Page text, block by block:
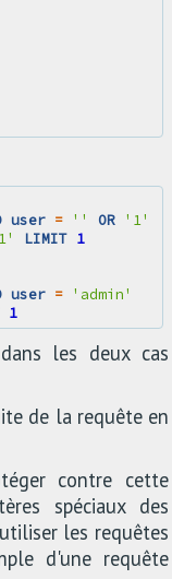
user = '' OR '1'
LIMIT 1
user = 'admin'
1
les deux cas
de la requête en
contre cette
spéciaux des
les requêtes
d'une requête